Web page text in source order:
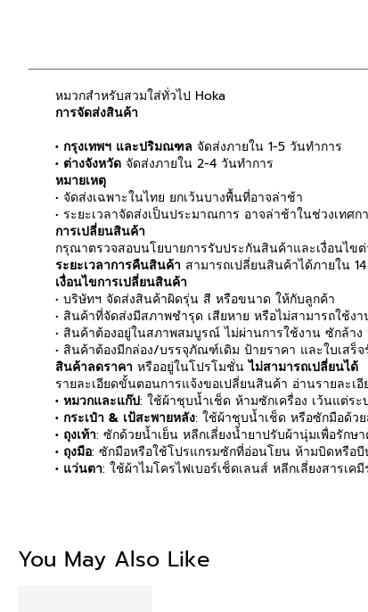
หมวกสำหรับสวมใส่ทั่วไป Hoka
การจัดส่งสินค้า
• กรุงเทพฯ และปริมณฑล จัดส่งภายใน 1-5 วันทำการ
• ต่างจังหวัด จัดส่งภายใน 2-4 วันทำการ
หมายเหตุ
• จัดส่งเฉพาะในไทย ยกเว้นบางพื้นที่อาจล่าช้า
• ระยะเวลาจัดส่งเป็นประมาณการ อาจล่าช้าในช่วงเท
การเปลี่ยนสินค้า
กรุณาตรวจสอบนโยบายการรับประกันสินค้าและเงื่อนไข
ระยะเวลาการคืนสินค้า สามารถเปลี่ยนสินค้าได้ภายใน
เงื่อนไขการเปลี่ยนสินค้า
• บริษัทฯ จัดส่งสินค้าผิดรุ่น สี หรือขนาด ให้กับลูกค้า
• สินค้าที่จัดส่งมีสภาพชำรุด เสียหาย หรือไม่สามารถใช้งา
• สินค้าต้องอยู่ในสภาพสมบูรณ์ ไม่ผ่านการใช้งาน ซักล้าง
• สินค้าต้องมีกล่อง/บรรจุภัณฑ์เดิม ป้ายราคา และใบเสร็
สินค้าลดราคา หรืออยู่ในโปรโมชั่นไม่สามารถเปลี่ยนได้
รายละเอียดขั้นตอนการแจ้งขอเปลี่ยนสินค้า อ่านรายละเอี
• หมวกและแก๊ป: ใช้ผ้าชุบน้ำเช็ด ห้ามซักเครื่อง เว้นแต่ระ
• กระเป๋า & เป้สะพายหลัง: ใช้ผ้าชุบน้ำเช็ด หรือซักมือด้ว
• ถุงเท้า: ซักด้วยน้ำเย็น หลีกเลี่ยงน้ำยาปรับผ้านุ่มเพื่อรัก
• ถุงมือ: ซักมือหรือใช้โปรแกรมซักที่อ่อนโยน ห้ามบิดหรือบี
• แว่นตา: ใช้ผ้าไมโครไฟเบอร์เช็ดเลนส์ หลีกเลี่ยงสารเค
You May Also Like